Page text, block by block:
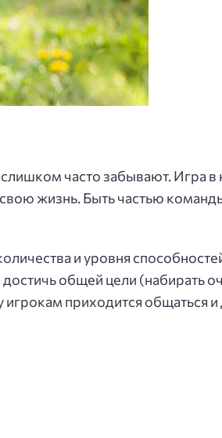
часто забывают. Игра в
свою жизнь. Быть частью
и уровня
общей цели (набирать
приходится общаться и